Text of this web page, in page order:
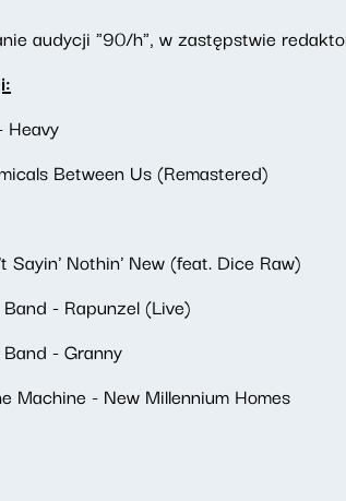
audycji "90/h", w zastępstwie
Heavy
Between Us (Remastered)
Sayin' Nothin' New (feat. Dice Raw)
- Rapunzel (Live)
- Granny
Machine - New Millennium Homes